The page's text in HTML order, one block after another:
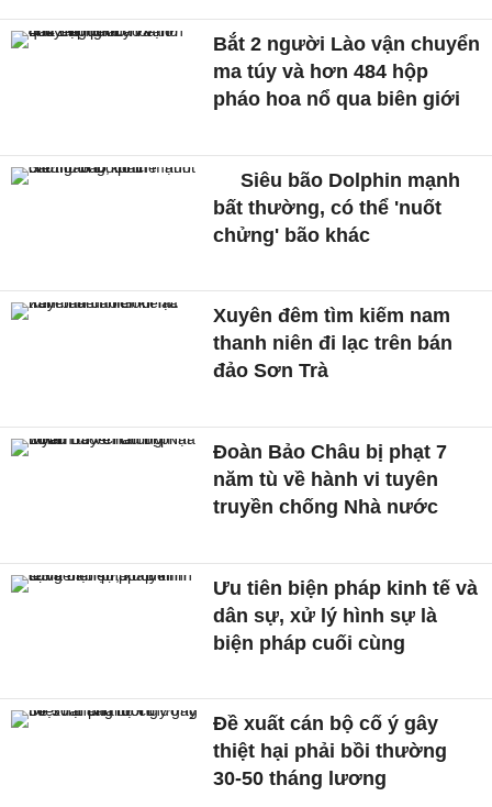
Bắt 2 người Lào vận chuyển
ma túy và hơn 484 hộp
pháo hoa nổ qua biên giới
Siêu bão Dolphin mạnh
bất thường, có thể 'nuốt
chửng' bão khác
Xuyên đêm tìm kiếm nam
thanh niên đi lạc trên bán
đảo Sơn Trà
Đoàn Bảo Châu bị phạt 7
năm tù về hành vi tuyên
truyền chống Nhà nước
Ưu tiên biện pháp kinh tế và
dân sự, xử lý hình sự là
biện pháp cuối cùng
Đề xuất cán bộ cố ý gây
thiệt hại phải bồi thường
30-50 tháng lương